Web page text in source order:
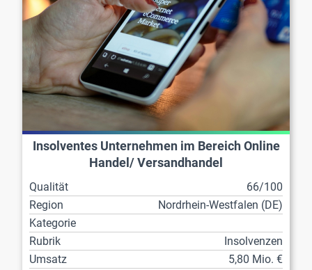
Insolventes Unternehmen im Bereich Online
Handel/ Versandhandel
Qualität
66/100
Region
Nordrhein-Westfalen (DE)
Kategorie
Rubrik
Insolvenzen
Umsatz
5,80 Mio. €